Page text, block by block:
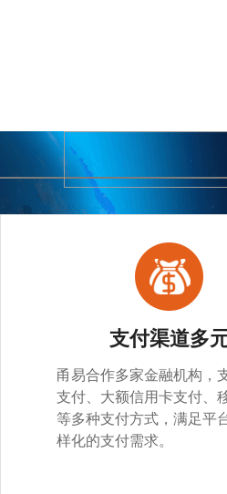
支付渠道多
甬易合作多家金融机构，
支付、大额信用卡支付、
等多种支付方式，满足平
样化的支付需求。